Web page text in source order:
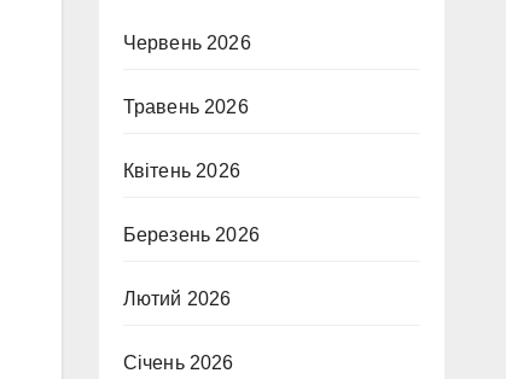
Червень 2026
Травень 2026
Квітень 2026
Березень 2026
Лютий 2026
Січень 2026